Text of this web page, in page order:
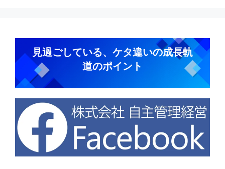
見過ごしている、ケタ違いの成長軌
道のポイント